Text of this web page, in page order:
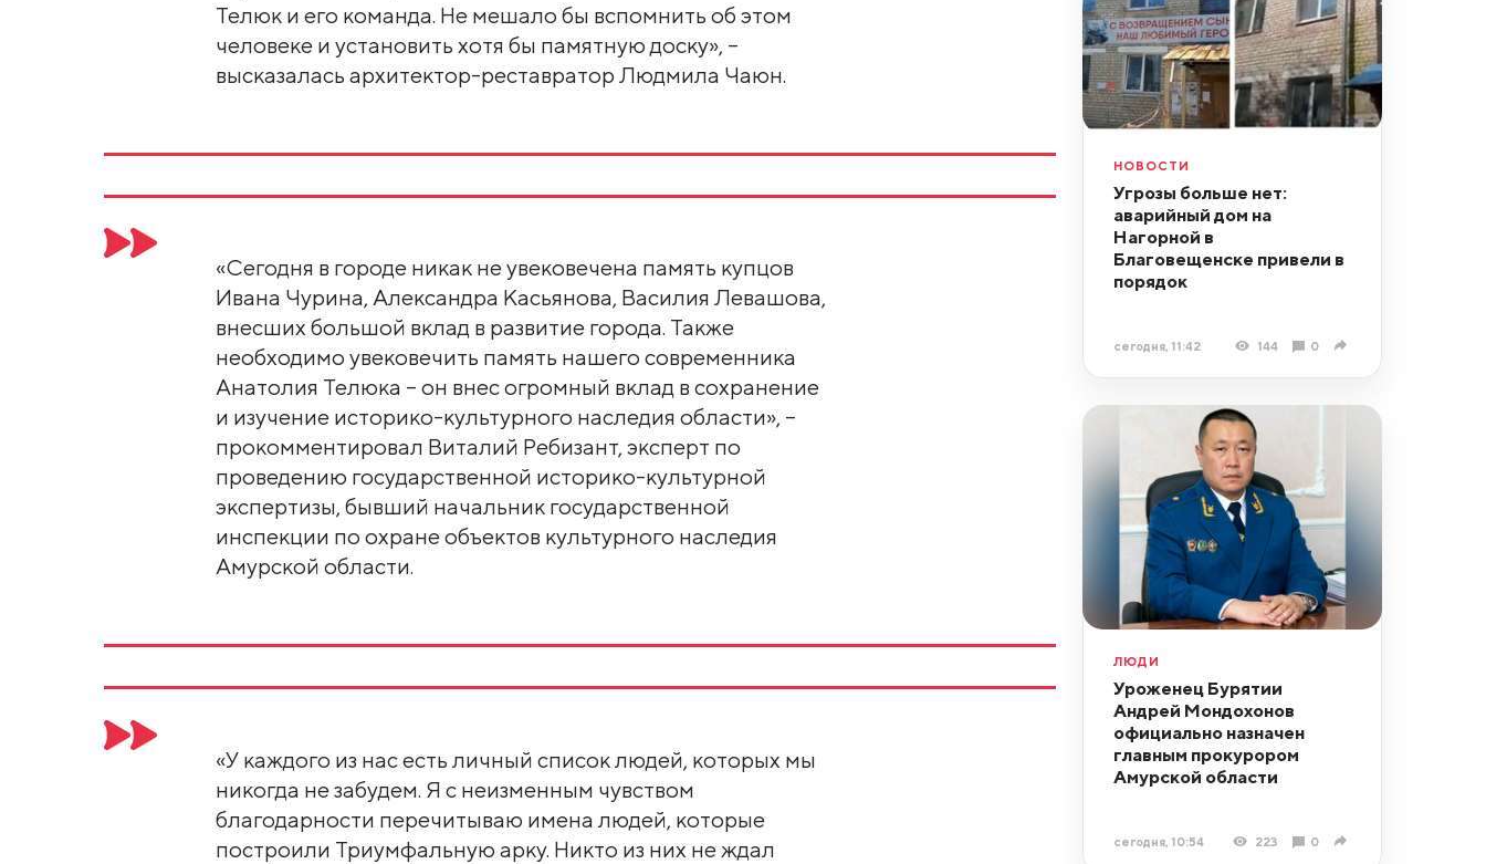
Телюк и его команда. Не мешало бы вспомнить об этом
человеке и установить хотя бы памятную доску», –
высказалась архитектор-реставратор Людмила Чаюн.
«Сегодня в городе никак не увековечена память купцов
Ивана Чурина, Александра Касьянова, Василия Левашова,
внесших большой вклад в развитие города. Также
необходимо увековечить память нашего современника
Анатолия Телюка – он внес огромный вклад в сохранение
и изучение историко-культурного наследия области», –
прокомментировал Виталий Ребизант, эксперт по
проведению государственной историко-культурной
экспертизы, бывший начальник государственной
инспекции по охране объектов культурного наследия
Амурской области.
«У каждого из нас есть личный список людей, которых мы
никогда не забудем. Я с неизменным чувством
благодарности перечитываю имена людей, которые
построили Триумфальную арку. Никто из них не ждал
НОВОСТИ
Угрозы больше нет:
аварийный дом на
Нагорной в
Благовещенске привели в
порядок
сегодня, 11:42 144 0
ЛЮДИ
Уроженец Бурятии
Андрей Мондохонов
официально назначен
главным прокурором
Амурской области
сегодня, 10:54 223 0